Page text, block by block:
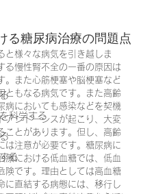
科学する
る
る糖尿病治療の問題点
と様々な病気を引き越しま
る慢性腎不全の一番の原因は
。また心筋梗塞や脳梗塞など
ともなる病気です。また高齢
病においても感染などを契機
アシドーシスが起こり、大変
ことがあります。但し、高齢
は注意が必要です。糖尿病に
療における低血糖では、低血
険です。理由としては高血糖
に直結する病態には、移行し